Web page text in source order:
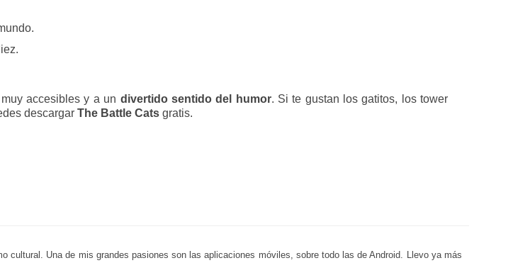
accesibles y a un divertido sentido del humor. Si te gustan los gatitos, los tower
descargar The Battle Cats gratis.
cultural. Una de mis grandes pasiones son las aplicaciones móviles, sobre todo las de Android. Llevo ya más